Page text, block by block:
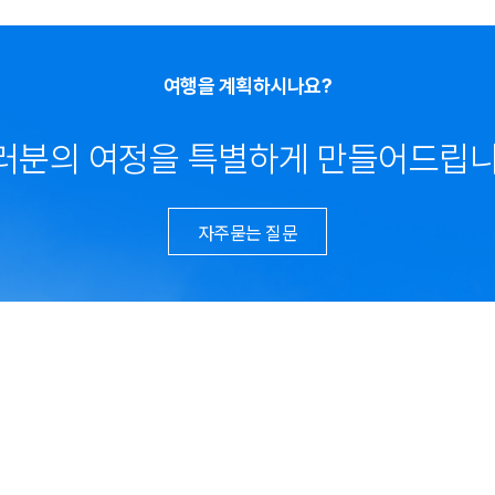
여행을 계획하시나요?
분의 여정을 특별하게 만들어드립
자주묻는 질문